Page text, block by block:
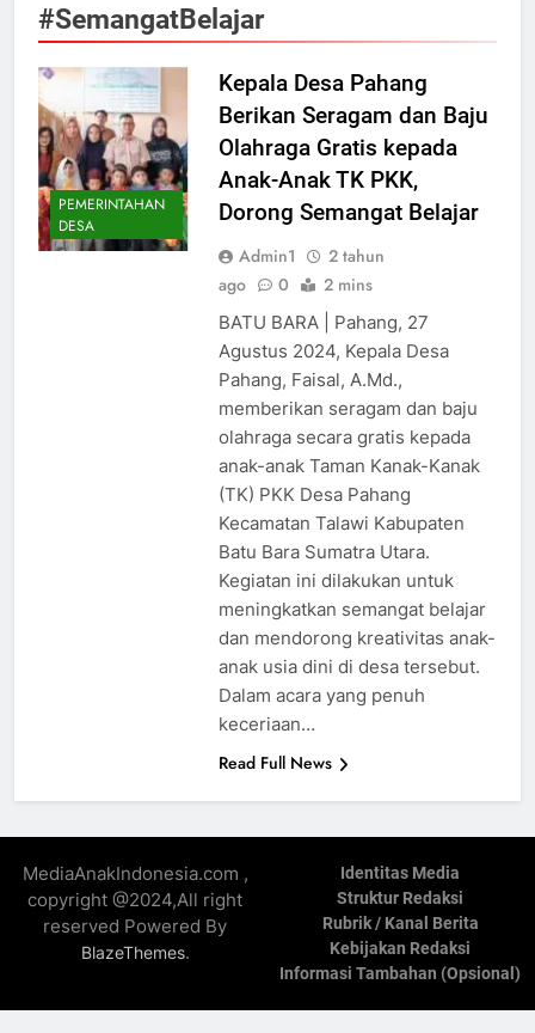
#SemangatBelajar
PEMERINTAHAN
DESA
Kepala Desa Pahang
Berikan Seragam dan Baju
Olahraga Gratis kepada
Anak-Anak TK PKK,
Dorong Semangat Belajar
Admin1
2 tahun
ago
0 2 mins
BATU BARA | Pahang, 27
Agustus 2024, Kepala Desa
Pahang, Faisal, A.Md.,
memberikan seragam dan baju
olahraga secara gratis kepada
anak-anak Taman Kanak-Kanak
(TK) PKK Desa Pahang
Kecamatan Talawi Kabupaten
Batu Bara Sumatra Utara.
Kegiatan ini dilakukan untuk
meningkatkan semangat belajar
dan mendorong kreativitas anak-
anak usia dini di desa tersebut.
Dalam acara yang penuh
keceriaan…
Read Full News
MediaAnakIndonesia.com ,
copyright @2024,All right
reserved Powered By
BlazeThemes.
Identitas Media
Struktur Redaksi
Rubrik / Kanal Berita
Kebijakan Redaksi
Informasi Tambahan (Opsional)